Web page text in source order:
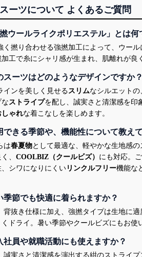
ーツについて よくあるご質問
ウールライクポリエステル」とは何
く撚り合わせる強撚加工によって、ウー
工で糸にシャリ感が生まれ、肌離れが良
スーツはどのようなデザインですか？
インを美しく見せるスリムなシルエットの
なストライプを配し、誠実さと清潔感を印
しゃれな着こなしを楽しめます。
できる季節や、機能性について教えて
は春夏物として最適な、軽やかな生地感
、 COOLBIZ（クールビズ） にも対応。
、シワになりにくいリンクルフリー機能な
季節でも快適に着られますか？
背抜き仕様に加え、強撚タイプは生地に
ドライ。暑い季節やクールビズにもお使
社員や就職活動にも使えますか？
誠実さと清潔感を演出する紺のストライプ